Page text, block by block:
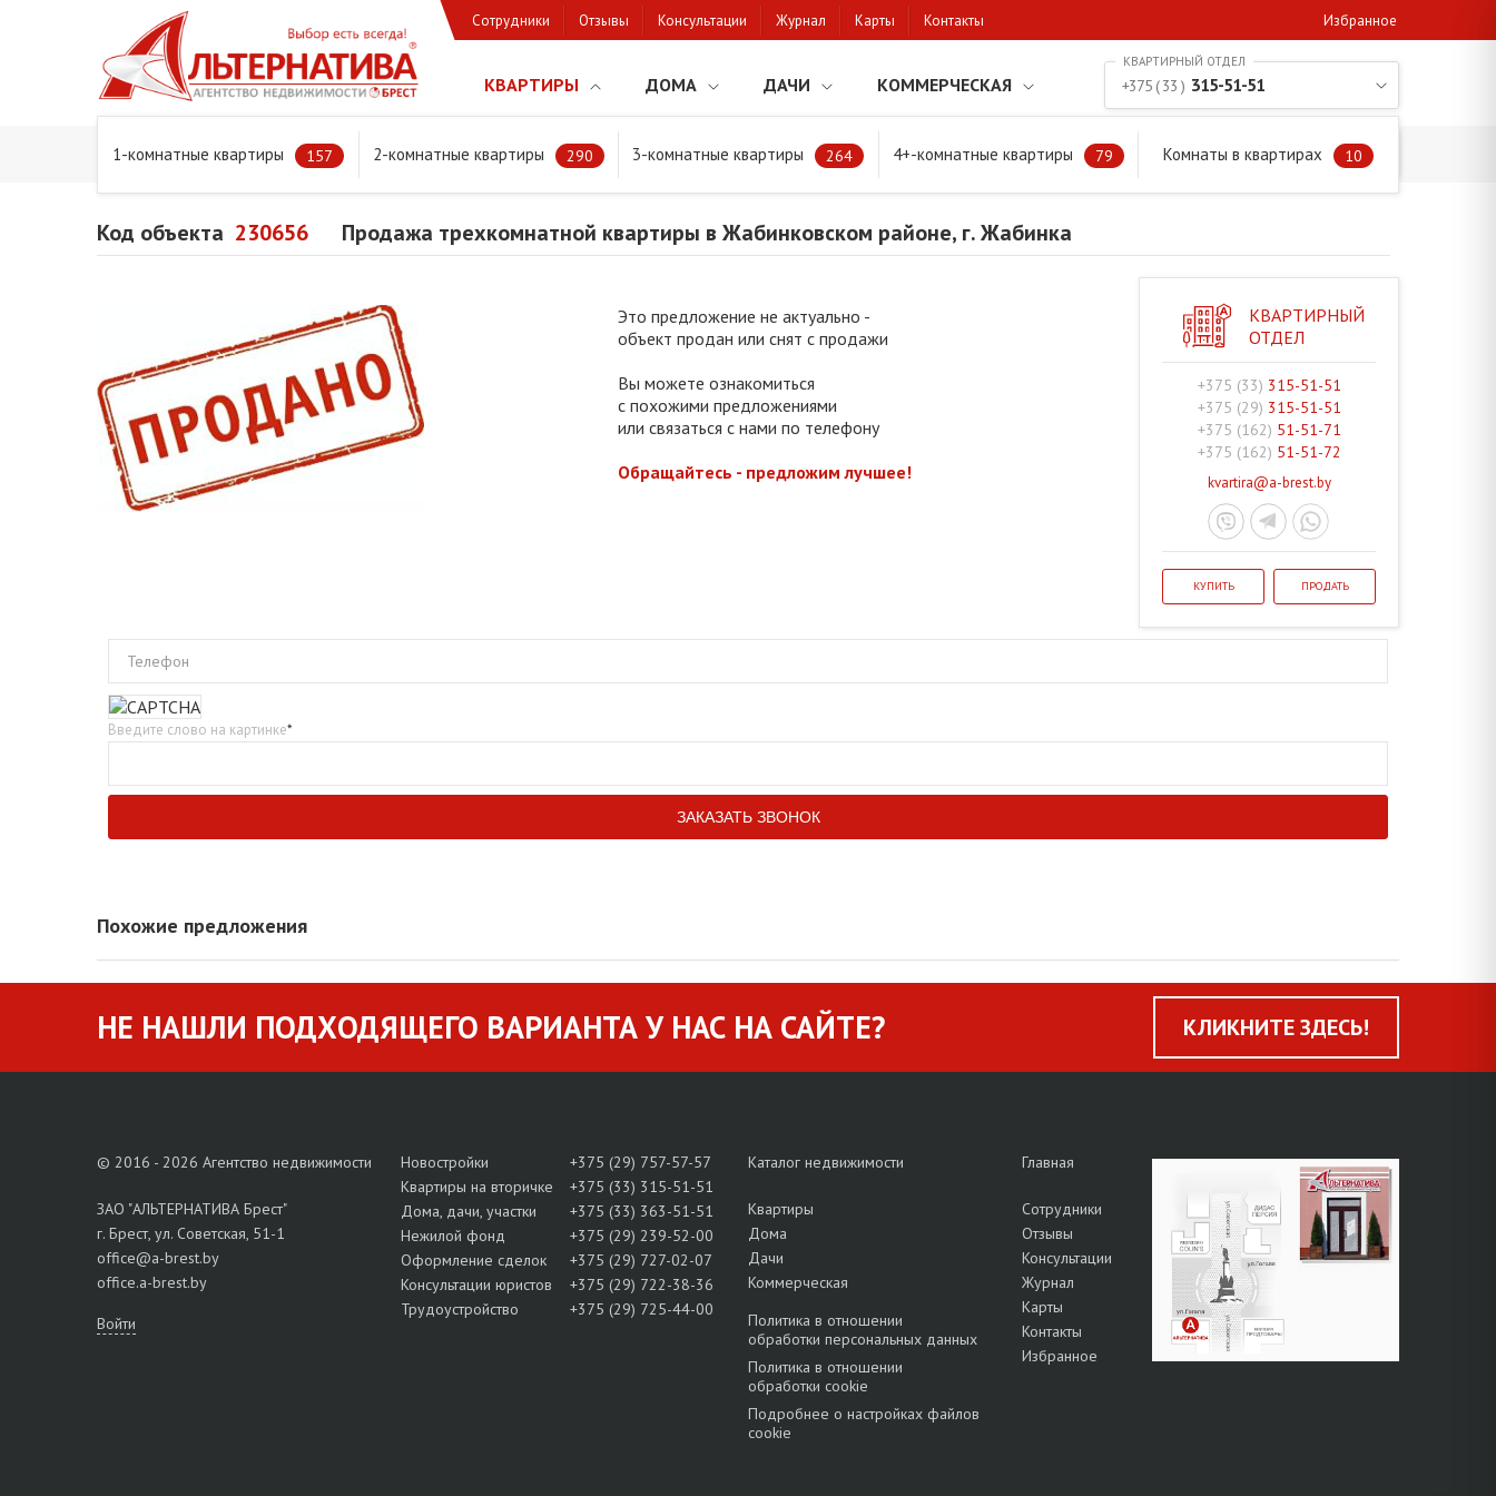
Сотрудники Отзывы Консультации Журнал Карты Контакты Избранное
КВАРТИРЫ ДОМА ДАЧИ КОММЕРЧЕСКАЯ
1-комнатные квартиры 157 2-комнатные квартиры 290 3-комнатные квартиры 264 4+-комнатные квартиры 79 Комнаты в квартирах 10
+375 ( 33 ) 315-51-51
Главная Предложения Квартиры Продажа трехкомнатной квартиры в Жабинковском районе, г. Жабинка
Код объекта 230656 Продажа трехкомнатной квартиры в Жабинковском районе, г. Жабинка
Это предложение не актуально -
объект продан или снят с продажи
Вы можете ознакомиться
с похожими предложениями
или связаться с нами по телефону
Обращайтесь - предложим лучшее!
КВАРТИРНЫЙ
ОТДЕЛ
+375 (33) 315-51-51
+375 (29) 315-51-51
+375 (162) 51-51-71
+375 (162) 51-51-72
kvartira@a-brest.by
КУПИТЬ ПРОДАТЬ
Телефон
Введите слово на картинке*
Похожие предложения
НЕ НАШЛИ ПОДХОДЯЩЕГО ВАРИАНТА У НАС НА САЙТЕ? КЛИКНИТЕ ЗДЕСЬ!
© 2016 - 2026 Агентство недвижимости
ЗАО "АЛЬТЕРНАТИВА Брест"
г. Брест, ул. Советская, 51-1
office@a-brest.by
office.a-brest.by
Войти
Новостройки
+375 (29) 757-57-57
Квартиры на вторичке
+375 (33) 315-51-51
Дома, дачи, участки
+375 (33) 363-51-51
Нежилой фонд
+375 (29) 239-52-00
Оформление сделок
+375 (29) 727-02-07
Консультации юристов
+375 (29) 722-38-36
Трудоустройство
+375 (29) 725-44-00
Каталог недвижимости
Квартиры
Дома
Дачи
Коммерческая
Политика в отношении
обработки персональных данных
Политика в отношении
обработки cookie
Подробнее о настройках файлов
cookie
Главная
Сотрудники
Отзывы
Консультации
Журнал
Карты
Контакты
Избранное